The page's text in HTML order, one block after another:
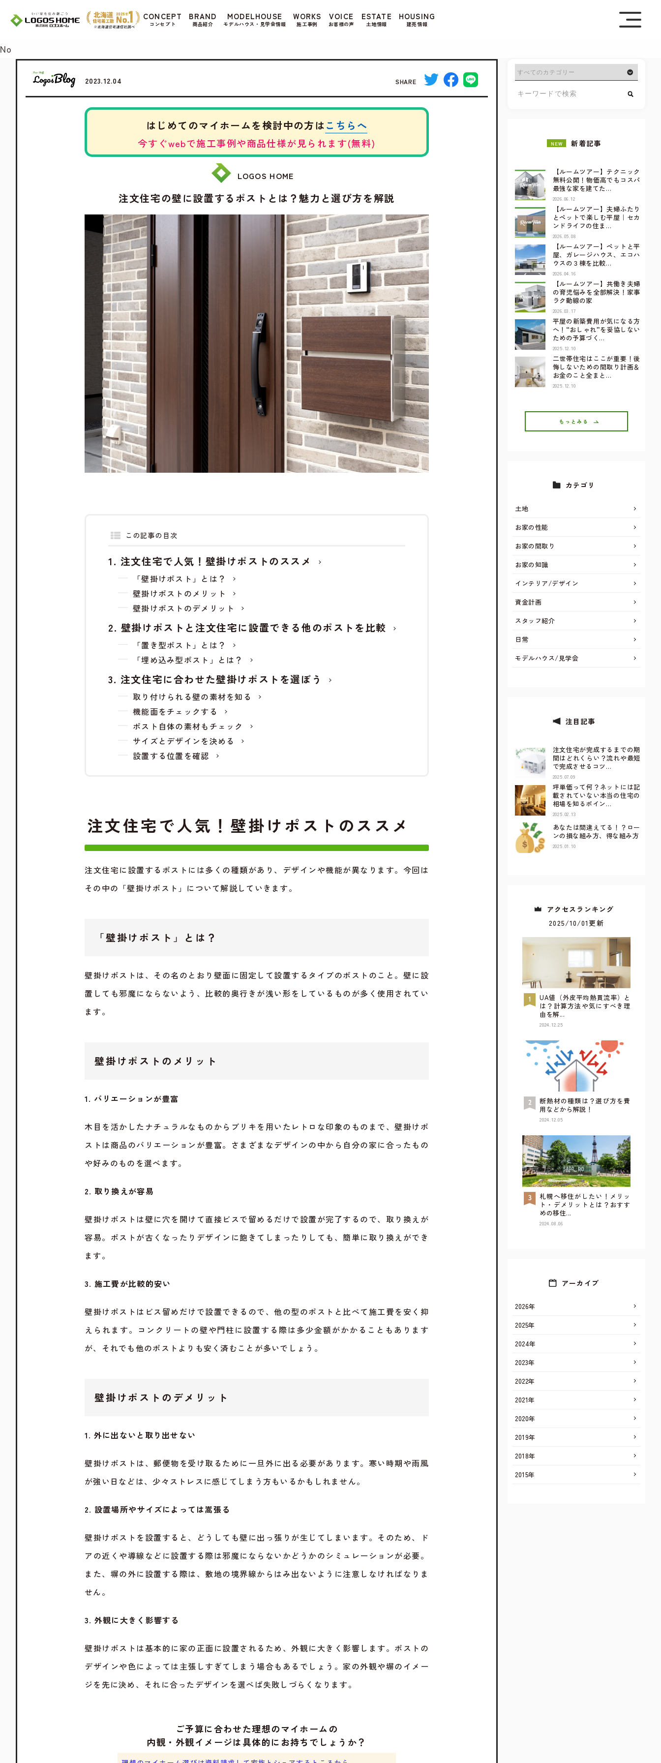
CONCEPT
コンセプト
BRAND
商品紹介
MODELHOUSE
モデルハウス・見学会情報
WORKS
施工事例
VOICE
お客様の声
ESTATE
土地情報
HOUSING
建売情報
2023.12.04 SHARE
はじめてのマイホームを検討中の方はこちらへ
今すぐwebで施工事例や商品仕様が見られます(無料)
LOGOS HOME
注文住宅の壁に設置するポストとは？魅力と選び方を解説
この記事の目次
注文住宅で人気！壁掛けポストのススメ
「壁掛けポスト」とは？
壁掛けポストのメリット
壁掛けポストのデメリット
壁掛けポストと注文住宅に設置できる他のポストを比較
「置き型ポスト」とは？
「埋め込み型ポスト」とは？
注文住宅に合わせた壁掛けポストを選ぼう
取り付けられる壁の素材を知る
機能面をチェックする
ポスト自体の素材もチェック
サイズとデザインを決める
設置する位置を確認
注文住宅で人気！壁掛けポストのススメ
注文住宅に設置するポストには多くの種類があり、デザインや機能が異なります。今回は
その中の「壁掛けポスト」について解説していきます。
「壁掛けポスト」とは？
壁掛けポストは、その名のとおり壁面に固定して設置するタイプのポストのこと。壁に設
置しても邪魔にならないよう、比較的奥行きが浅い形をしているものが多く使用されてい
ます。
壁掛けポストのメリット
1. バリエーションが豊富
木目を活かしたナチュラルなものからブリキを用いたレトロな印象のものまで、壁掛けポ
ストは商品のバリエーションが豊富。さまざまなデザインの中から自分の家に合ったもの
や好みのものを選べます。
2. 取り換えが容易
壁掛けポストは壁に穴を開けて直接ビスで留めるだけで設置が完了するので、取り換えが
容易。ポストが古くなったりデザインに飽きてしまったりしても、簡単に取り換えができ
ます。
3. 施工費が比較的安い
壁掛けポストはビス留めだけで設置できるので、他の型のポストと比べて施工費を安く抑
えられます。コンクリートの壁や門柱に設置する際は多少金額がかかることもあります
が、それでも他のポストよりも安く済むことが多いでしょう。
壁掛けポストのデメリット
1. 外に出ないと取り出せない
壁掛けポストは、郵便物を受け取るために一旦外に出る必要があります。寒い時期や雨風
が強い日などは、少々ストレスに感じてしまう方もいるかもしれません。
2. 設置場所やサイズによっては嵩張る
壁掛けポストを設置すると、どうしても壁に出っ張りが生じてしまいます。そのため、ド
アの近くや導線などに設置する際は邪魔にならないかどうかのシミュレーションが必要。
また、塀の外に設置する際は、敷地の境界線からはみ出ないように注意しなければなりま
せん。
3. 外観に大きく影響する
壁掛けポストは基本的に家の正面に設置されるため、外観に大きく影響します。ポストの
デザインや色によっては主張しすぎてしまう場合もあるでしょう。家の外観や塀のイメー
ジを先に決め、それに合ったデザインを選べば失敗しづらくなります。
ご予算に合わせた理想のマイホームの
内観・外観イメージは具体的にお持ちでしょうか？
NEW 新着記事
【ルームツアー】テクニック
無料公開！物価高でもコスパ
最強な家を建てた…
2026.06.12
【ルームツアー】夫婦ふたり
とペットで楽しむ平屋｜セカ
ンドライフの住ま…
2026.05.08
【ルームツアー】ペットと平
屋、ガレージハウス、エコハ
ウスの３棟を比較…
2026.04.16
【ルームツアー】共働き夫婦
の育児悩みを全部解決！家事
ラク動線の家
2026.03.17
平屋の新築費用が気になる方
へ！“おしゃれ”を妥協しない
ための予算づく…
2025.12.10
二世帯住宅はここが重要！後
悔しないための間取り計画＆
お金のこと全まと…
2025.12.10
もっとみる
カテゴリ
土地
お家の性能
お家の間取り
お家の知識
インテリア/デザイン
資金計画
スタッフ紹介
日常
モデルハウス/見学会
注目記事
注文住宅が完成するまでの期
間はどれくらい？流れや最短
で完成させるコツ…
2025.07.09
坪単価って何？ネットには記
載されていない本当の住宅の
相場を知るポイン…
2025.02.13
あなたは間違えてる！？ロー
ンの損な組み方、得な組み方
2025.01.10
アクセスランキング
2025/10/01更新
UA値（外皮平均熱貫流率）と
は？計算方法や気にすべき理
由を解...
2024.12.25
断熱材の種類は？選び方を費
用などから解説！
2024.12.05
札幌へ移住がしたい！メリッ
ト・デメリットとは？おすす
めの移住...
2024.08.06
アーカイブ
2026年
2025年
2024年
2023年
2022年
2021年
2020年
2019年
2018年
2015年
すべてが見られるウェブカタログ
Cookie を使用して、お客様の活動を追跡してもよろしいですか? 当社ではお客様のプライバシーを極めて重視しています。詳細について、およびご質問
がある場合は、当社のプライバシーポリシーをご覧ください。
No